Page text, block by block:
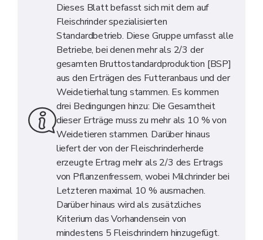
Dieses Blatt befasst sich mit dem auf
Fleischrinder spezialisierten
Standardbetrieb. Diese Gruppe umfasst alle
Betriebe, bei denen mehr als 2/3 der
gesamten Bruttostandardproduktion [BSP]
aus den Erträgen des Futteranbaus und der
Weidetierhaltung stammen. Es kommen
drei Bedingungen hinzu: Die Gesamtheit
dieser Erträge muss zu mehr als 10 % von
Weidetieren stammen. Darüber hinaus
liefert der von der Fleischrinderherde
erzeugte Ertrag mehr als 2/3 des Ertrags
von Pflanzenfressern, wobei Milchrinder bei
Letzteren maximal 10 % ausmachen.
Darüber hinaus wird als zusätzliches
Kriterium das Vorhandensein von
mindestens 5 Fleischrindern hinzugefügt.